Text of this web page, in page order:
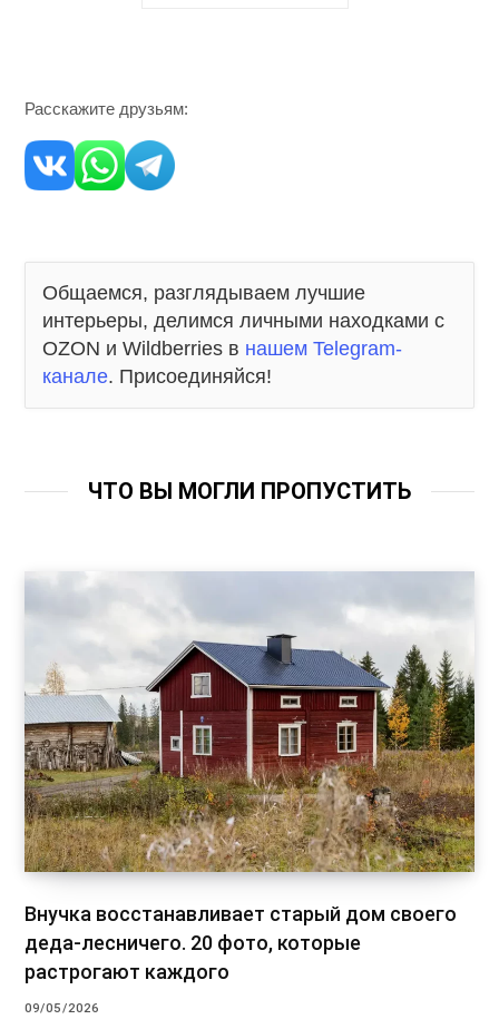
Расскажите друзьям:
Общаемся, разглядываем лучшие
интерьеры, делимся личными находками с
OZON и Wildberries в нашем Telegram-
канале. Присоединяйся!
ЧТО ВЫ МОГЛИ ПРОПУСТИТЬ
Внучка восстанавливает старый дом своего
деда-лесничего. 20 фото, которые
растрогают каждого
09/05/2026